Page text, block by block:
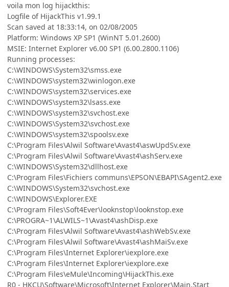
voila mon log hijackthis:
Logfile of HijackThis v1.99.1
Scan saved at 18:33:14, on 02/08/2005
Platform: Windows XP SP1 (WinNT 5.01.2600)
MSIE: Internet Explorer v6.00 SP1 (6.00.2800.1106)
Running processes:
C:\WINDOWS\System32\smss.exe
C:\WINDOWS\system32\winlogon.exe
C:\WINDOWS\system32\services.exe
C:\WINDOWS\system32\lsass.exe
C:\WINDOWS\system32\svchost.exe
C:\WINDOWS\System32\svchost.exe
C:\WINDOWS\system32\spoolsv.exe
C:\Program Files\Alwil Software\Avast4\aswUpdSv.exe
C:\Program Files\Alwil Software\Avast4\ashServ.exe
C:\WINDOWS\System32\dllhost.exe
C:\Program Files\Fichiers communs\EPSON\EBAPI\SAgent2.exe
C:\WINDOWS\System32\svchost.exe
C:\WINDOWS\Explorer.EXE
C:\Program Files\Soft4Ever\looknstop\looknstop.exe
C:\PROGRA~1\ALWILS~1\Avast4\ashDisp.exe
C:\Program Files\Alwil Software\Avast4\ashWebSv.exe
C:\Program Files\Alwil Software\Avast4\ashMaiSv.exe
C:\Program Files\Internet Explorer\iexplore.exe
C:\Program Files\Internet Explorer\iexplore.exe
C:\Program Files\eMule\Incoming\HijackThis.exe
R0 - HKCU\Software\Microsoft\Internet Explorer\Main,Start